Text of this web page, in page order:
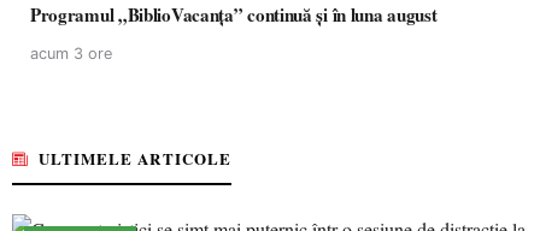
Programul „BiblioVacanța” continuă și în luna august
acum 3 ore
ULTIMELE ARTICOLE